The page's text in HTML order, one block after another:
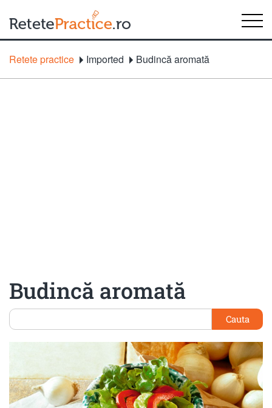
Retete practice Imported Budincă aromată
Budincă aromată
Cauta